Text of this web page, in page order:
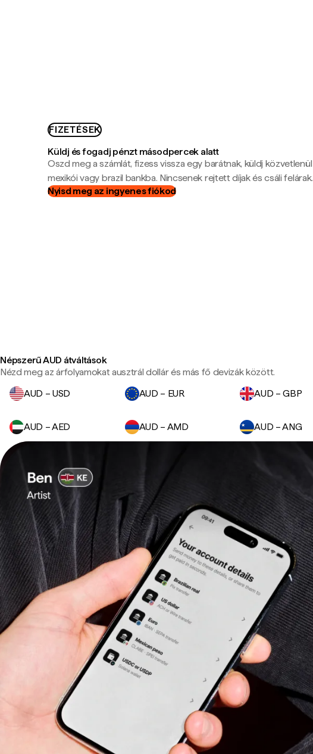
FIZETÉSEK
Küldj és fogadj pénzt másodpercek alatt
Oszd meg a számlát, fizess vissza egy barátnak, küldj közvetlenül
mexikói vagy brazil bankba. Nincsenek rejtett díjak és csáli felárak.
Nyisd meg az ingyenes fiókod
Népszerű AUD átváltások
Nézd meg az árfolyamokat ausztrál dollár és más fő devizák között.
AUD – USD
AUD – EUR AUD – GBP
AUD – AED AUD – AMD AUD – ANG